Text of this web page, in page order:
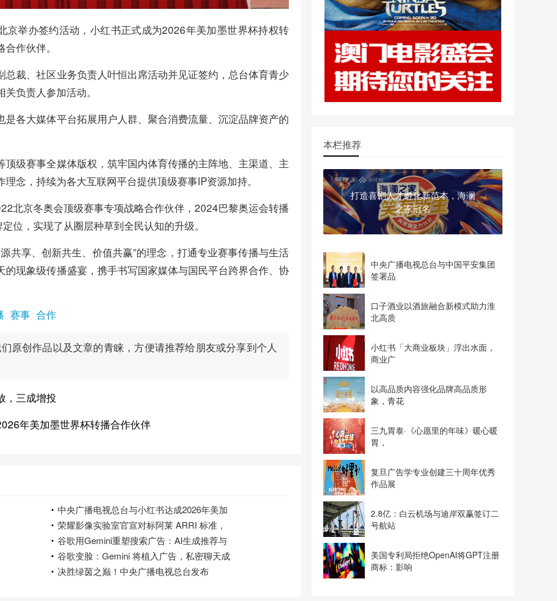
京举办签约活动，小红书正式成为2026年美加墨世界杯持权转
作伙伴。
裁、社区业务负责人叶恒出席活动并见证签约，总台体育青少
负责人参加活动。
各大媒体平台拓展用户人群、聚合消费流量、沉淀品牌资产的
级赛事全媒体版权，筑牢国内体育传播的主阵地、主渠道、主
念，持续为各大互联网平台提供顶级赛事IP资源加持。
北京冬奥会顶级赛事专项战略合作伙伴，2024巴黎奥运会转播
位，实现了从圈层种草到全民认知的升级。
共享、创新共生、价值共赢”的理念，打通专业赛事传播与生活
现象级传播盛宴，携手书写国家媒体与国民平台跨界合作、协
赛事 合作
原创作品以及文章的青睐，方便请推荐给朋友或分享到个人
，三成增投
年美加墨世界杯转播合作伙伴
中央广播电视总台与小红书达成2026年美加
荣耀影像实验室官宣对标阿莱 ARRI 标准，
谷歌用Gemini重塑搜索广告：AI生成推荐与
谷歌变脸：Gemini 将植入广告，私密聊天成
决胜绿茵之巅！中央广播电视总台发布
本栏推荐
打造喜剧人才孵化新范本，海澜
之家冠名
中央广播电视总台与中国平安集团
签署品
口子酒业以酒旅融合新模式助力淮
北高质
小红书「大商业板块」浮出水面，
商业广
以高品质内容强化品牌高品质形
象，青花
三九胃泰·《心愿里的年味》暖心暖
胃，
复旦广告学专业创建三十周年优秀
作品展
2.8亿：白云机场与迪岸双赢签订二
号航站
美国专利局拒绝OpenAI将GPT注册
商标：影响